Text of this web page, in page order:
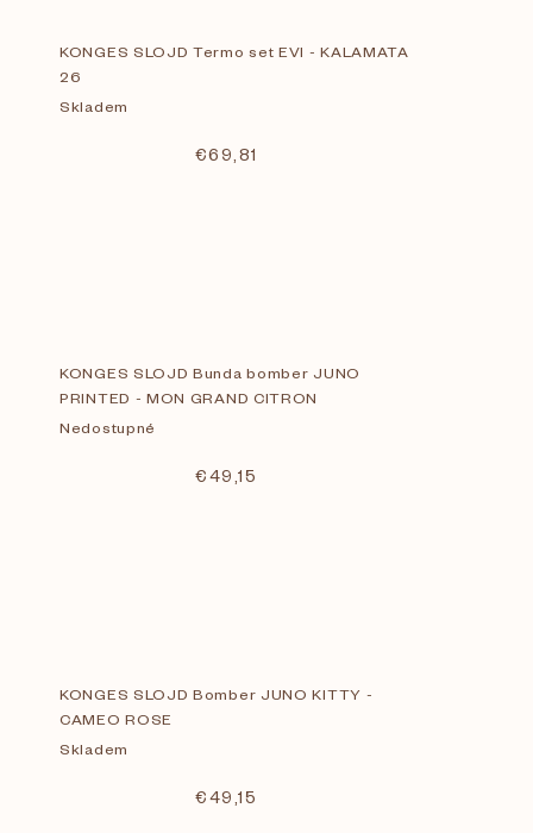
KONGES SLOJD Termo set EVI - KALAMATA
26
Skladem
€69,81
KONGES SLOJD Bunda bomber JUNO
PRINTED - MON GRAND CITRON
Nedostupné
€49,15
KONGES SLOJD Bomber JUNO KITTY -
CAMEO ROSE
Skladem
€49,15